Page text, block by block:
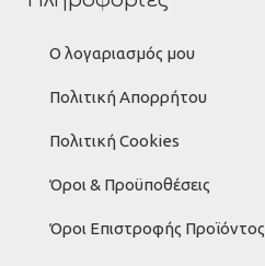
Ο λογαριασμός μου
Πολιτική Απορρήτου
Πολιτική Cookies
Όροι & Προϋποθέσεις
Όροι Επιστροφής Προϊόντος